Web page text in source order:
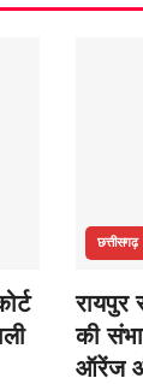
छत्तीसगढ़
रायपुर
की
ऑरेंज